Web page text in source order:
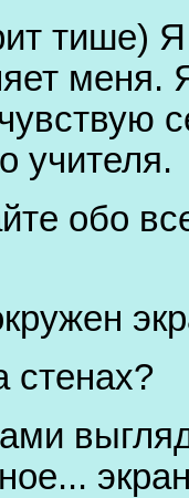
тише)
учителя.
обо
стенах?